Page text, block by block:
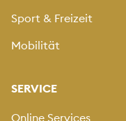
Sport & Freizeit
Mobilität
SERVICE
Online Services